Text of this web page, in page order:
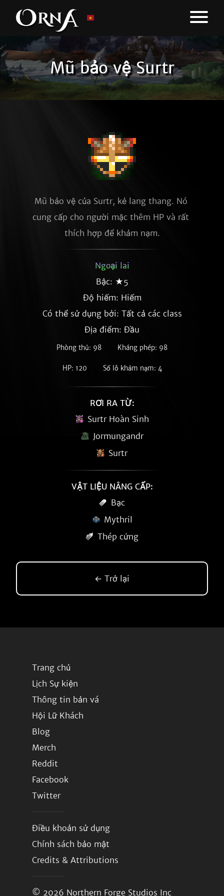
Mũ bảo vệ Surtr
Mũ bảo vệ của Surtr, kẻ lang thang. Nó
cung cấp cho người mặc thêm HP và rất
thích hợp để khảm nạm.
Ngoại lai
Bậc: ★5
Độ hiếm: Hiếm
Có thể sử dụng bởi: Tất cả các class
Địa điểm: Đầu
Phòng thủ: 98 Kháng phép: 98
HP: 120 Số lỗ khảm nạm: 4
RƠI RA TỪ:
Surtr Hoàn Sinh
Jormungandr
Surtr
VẬT LIỆU NÂNG CẤP:
Bạc
Mythril
Thép cứng
← Trở lại
Trang chủ
Lịch Sự kiện
Thông tin bản vá
Hội Lữ Khách
Blog
Merch
Reddit
Facebook
Twitter
Điều khoản sử dụng
Chính sách bảo mật
Credits & Attributions
© 2026 Northern Forge Studios Inc